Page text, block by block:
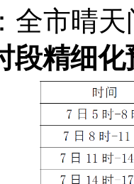
全市晴
段精细化